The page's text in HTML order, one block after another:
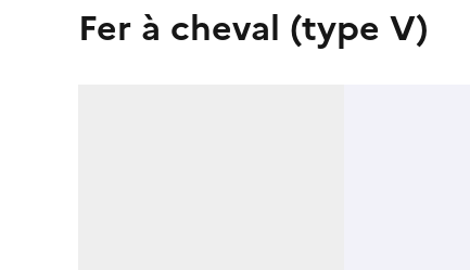
fer à cheval (type V)